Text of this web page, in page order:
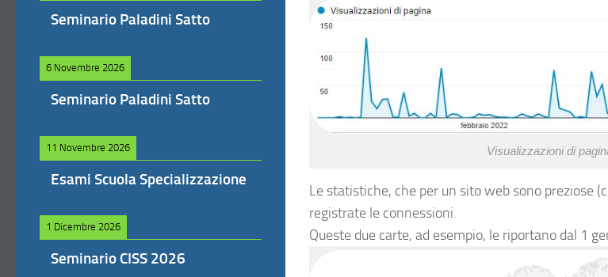
Visualizzazioni di
Le statistiche, che per un sito web sono preziose
registrate le connessioni.
Queste due carte, ad esempio, le riportano dal 1
Seminario Paladini Satto
6 Novembre 2026
Seminario Paladini Satto
11 Novembre 2026
Esami Scuola Specializzazione
1 Dicembre 2026
Seminario CISS 2026